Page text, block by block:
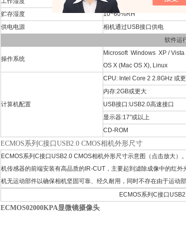
贮存湿度
10~60%RH
供电电源
相机通过USB接口供电
软件运
操作系统
Microsoft Windows XP / Vista
OS X (Mac OS X), Linux
计算机配置
CPU: Intel Core 2 2.8GHz 或
内存:2GB或更大
USB接口:USB2.0高速接口
显示器:17”或以上
CD-ROM
ECMOS系列C接口USB2.0 CMOS相机外形尺寸
ECMOS系列C接口USB2.0 CMOS相机外形尺寸示意图（点击放大
机传感器的前端安装有高品质的IR-CUT，主要起到滤除成像中的红
机无运动部件以确保相机坚固可靠、经久耐用，同时不存在由于运动
ECMOS系列C接口
ECMOS02000KPA显微镜摄像头